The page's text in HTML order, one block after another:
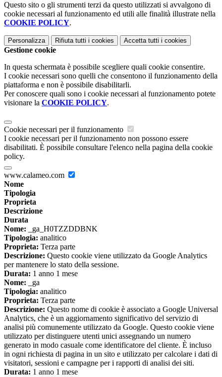
Questo sito o gli strumenti terzi da questo utilizzati si avvalgono di
cookie necessari al funzionamento ed utili alle finalità illustrate nella
COOKIE POLICY.
Personalizza Rifiuta tutti i cookies Accetta tutti i cookies
Gestione cookie
In questa schermata è possibile scegliere quali cookie consentire.
I cookie necessari sono quelli che consentono il funzionamento della
piattaforma e non è possibile disabilitarli.
Per conoscere quali sono i cookie necessari al funzionamento potete
visionare la COOKIE POLICY.
Cookie necessari per il funzionamento
I cookie necessari per il funzionamento non possono essere
disabilitati. È possibile consultare l'elenco nella pagina della cookie
policy.
www.calameo.com
Nome
Tipologia
Proprieta
Descrizione
Durata
Nome: _ga_H0TZZDDBNK
Tipologia: analitico
Proprieta: Terza parte
Descrizione: Questo cookie viene utilizzato da Google Analytics
per mantenere lo stato della sessione.
Durata: 1 anno 1 mese
Nome: _ga
Tipologia: analitico
Proprieta: Terza parte
Descrizione: Questo nome di cookie è associato a Google Universal
Analytics, che è un aggiornamento significativo del servizio di
analisi più comunemente utilizzato da Google. Questo cookie viene
utilizzato per distinguere utenti unici assegnando un numero
generato in modo casuale come identificatore del cliente. È incluso
in ogni richiesta di pagina in un sito e utilizzato per calcolare i dati di
visitatori, sessioni e campagne per i rapporti di analisi dei siti.
Durata: 1 anno 1 mese